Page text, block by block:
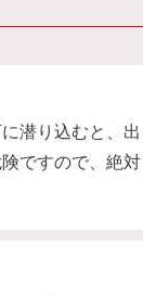
潜り込むと、出
ですので、絶対